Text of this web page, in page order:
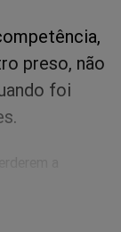
preso, não
foi